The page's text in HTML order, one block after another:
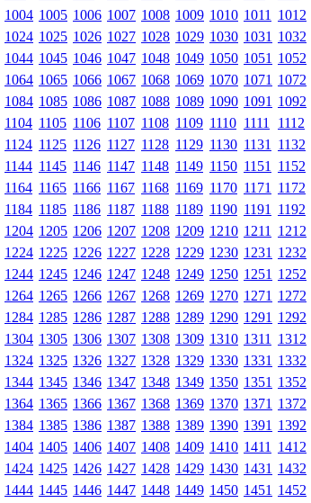
1004 1005 1006 1007 1008 1009 1010 1011 1012
1024 1025 1026 1027 1028 1029 1030 1031 1032
1044 1045 1046 1047 1048 1049 1050 1051 1052
1064 1065 1066 1067 1068 1069 1070 1071 1072
1084 1085 1086 1087 1088 1089 1090 1091 1092
1104 1105 1106 1107 1108 1109 1110 1111 1112
1124 1125 1126 1127 1128 1129 1130 1131 1132
1144 1145 1146 1147 1148 1149 1150 1151 1152
1164 1165 1166 1167 1168 1169 1170 1171 1172
1184 1185 1186 1187 1188 1189 1190 1191 1192
1204 1205 1206 1207 1208 1209 1210 1211 1212
1224 1225 1226 1227 1228 1229 1230 1231 1232
1244 1245 1246 1247 1248 1249 1250 1251 1252
1264 1265 1266 1267 1268 1269 1270 1271 1272
1284 1285 1286 1287 1288 1289 1290 1291 1292
1304 1305 1306 1307 1308 1309 1310 1311 1312
1324 1325 1326 1327 1328 1329 1330 1331 1332
1344 1345 1346 1347 1348 1349 1350 1351 1352
1364 1365 1366 1367 1368 1369 1370 1371 1372
1384 1385 1386 1387 1388 1389 1390 1391 1392
1404 1405 1406 1407 1408 1409 1410 1411 1412
1424 1425 1426 1427 1428 1429 1430 1431 1432
1444 1445 1446 1447 1448 1449 1450 1451 1452